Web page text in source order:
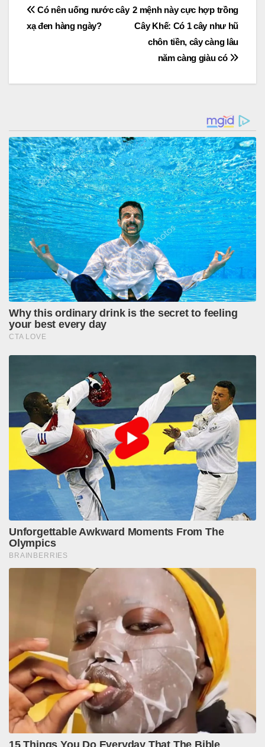
Post
navigation
2 mệnh này cực hợp trồng
Cây Khế: Có 1 cây như hũ
chôn tiền, cây càng lâu
năm càng giàu có
Có nên uống nước cây
xạ đen hàng ngày?